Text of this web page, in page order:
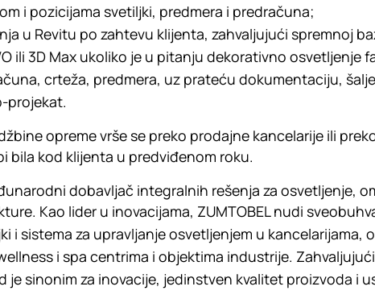
i pozicijama svetiljki, predmera i predračuna;
u Revitu po zahtevu klijenta, zahvaljujući spremnoj
ili 3D Max ukoliko je u pitanju dekorativno osvetljenje
crteža, predmera, uz prateću dokumentaciju,
projekat.
opreme vrše se preko prodajne kancelarije ili
bila kod klijenta u predviđenom roku.
dobavljač integralnih rešenja za osvetljenje,
Kao lider u inovacijama, ZUMTOBEL nudi
i sistema za upravljanje osvetljenjem u kancelarijama,
i spa centrima i objektima industrije.
sinonim za inovacije, jedinstven kvalitet proizvoda i